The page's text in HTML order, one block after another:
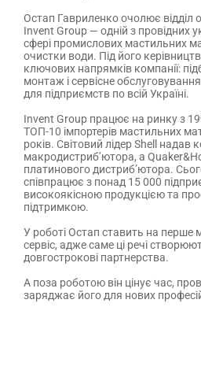
Остап Гавриленко очолює відділ
Invent Group — одній з провідних
сфері промислових мастильних
очистки води. Під його
ключових напрямків компанії:
монтаж і сервісне
для підприємств по всій Україні.
Invent Group працює на ринку з
ТОП-10 імпортерів мастильних
років. Світовий лідер Shell надав
макродистриб’ютора, а
платинового дистриб’ютора.
співпрацює з понад 15 000
високоякісною продукцією та
підтримкою.
У роботі Остап ставить на перше
сервіс, адже саме ці речі
довгострокові партнерства.
А поза роботою він цінує час,
заряджає його для нових